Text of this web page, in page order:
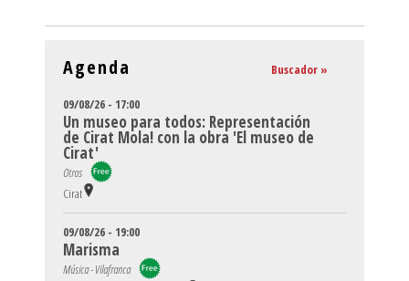
Agenda Buscador »
09/08/26 - 17:00
Un museo para todos: Representación
de Cirat Mola! con la obra 'El museo de
Cirat'
Otros
Cirat
09/08/26 - 19:00
Marisma
Música - Vilafranca